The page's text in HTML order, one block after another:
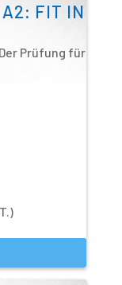
FIT IN
Prüfung für